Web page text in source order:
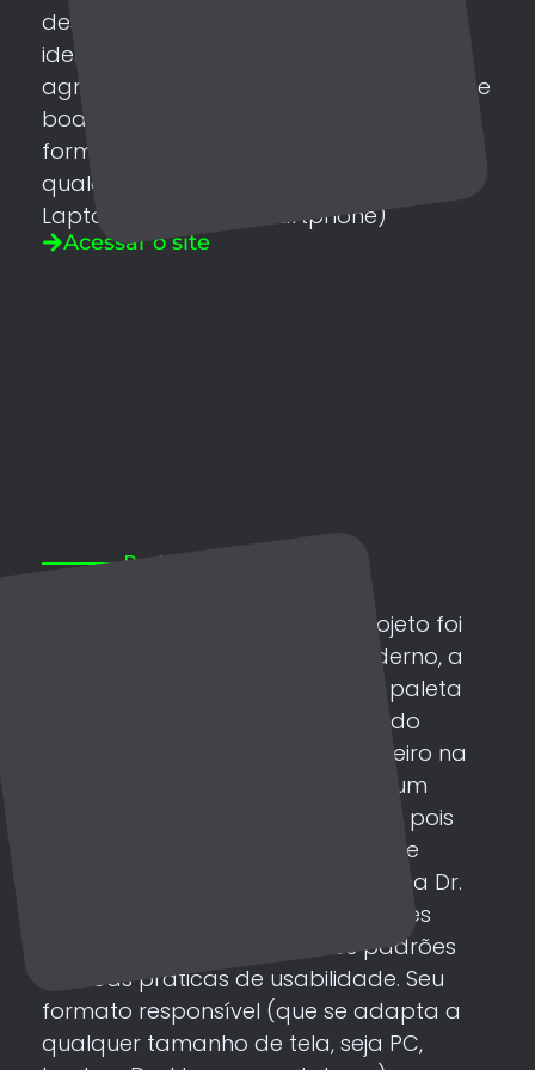
design clean e cores a partir de sua
identidade visual, o site possui cores
agradáveis e totalmente nos padrões de
boas práticas de usabilidade. Seu
formato responsível (que se adapta a
qualquer tamanho de tela, seja PC,
Laptop, Desktop e smartphone)
Acessar o site
Projeto Site
Site do tipo “multipage”. Este projeto foi
elaborado com um design moderno, a
partir de Identidade Visual com paleta
de cores verde. O site desenvolvido
para um laboratório clínico pioneiro na
cidade de Piripiri, desde 1976. Foi um
projeto muito prazeroso de fazer, pois
possui uma história de tradição de
biomédicos na família do patriarca Dr.
Cleber Casemiro. O site possui cores
agradáveis e totalmente nos padrões
de boas práticas de usabilidade. Seu
formato responsível (que se adapta a
qualquer tamanho de tela, seja PC,